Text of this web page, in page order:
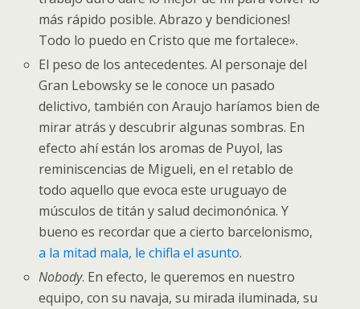
más rápido posible. Abrazo y bendiciones!
Todo lo puedo en Cristo que me fortalece».
El peso de los antecedentes. Al personaje del
Gran Lebowsky se le conoce un pasado
delictivo, también con Araujo haríamos bien de
mirar atrás y descubrir algunas sombras. En
efecto ahí están los aromas de Puyol, las
reminiscencias de Migueli, en el retablo de
todo aquello que evoca este uruguayo de
músculos de titán y salud decimonónica. Y
bueno es recordar que a cierto barcelonismo,
a la mitad mala, le chifla el asunto.
Nobody. En efecto, le queremos en nuestro
equipo, con su navaja, su mirada iluminada, su